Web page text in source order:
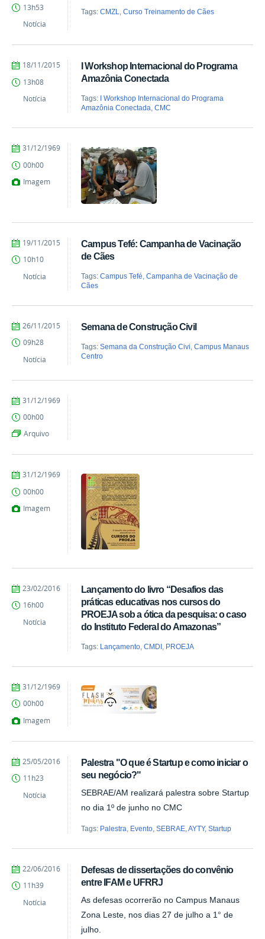
Tags:CMZL ,Curso Treinamento de Cães
13h53
Notícia
I Workshop Internacional do Programa
Amazônia Conectada
Tags:
I Workshop Internacional do Programa
Amazônia Conectada,CMC
by
Published
18/11/2015
13h08
Notícia
by
Published
31/12/1969
00h00
Imagem
Campus Tefé: Campanha de Vacinação
de Cães
Tags:Campus Tefé ,Campanha de Vacinação de
Cães
by
Published
19/11/2015
10h10
Notícia
Semana de Construção Civil
Tags:Semana da Construção Civi ,Campus Manaus
Centro
by
Published
26/11/2015
09h28
Notícia
by
Barros
Published
31/12/1969
00h00
Arquivo
by
Barros
Published
31/12/1969
00h00
Imagem
Lançamento do livro “Desafios das
práticas educativas nos cursos do
PROEJA sob a ótica da pesquisa: o caso
do Instituto Federal do Amazonas”
Tags: Lançamento,CMDI, PROEJA
by
Barros
Published
23/02/2016
16h00
Notícia
by
Barros
Published
31/12/1969
00h00
Imagem
Palestra "O que é Startup e como iniciar o
seu negócio?"
SEBRAE/AM realizará palestra sobre Startup
no dia 1º de junho no CMC
Tags: Palestra Evento ,SEBRAE ,AYTY,Startup
by
Barros
Published
25/05/2016
11h23
Notícia
Defesas de dissertações do convênio
entre IFAM e UFRRJ
As defesas ocorrerão no Campus Manaus
Zona Leste, nos dias 27 de julho a 1° de
julho.
by
Published
22/06/2016
11h39
Notícia